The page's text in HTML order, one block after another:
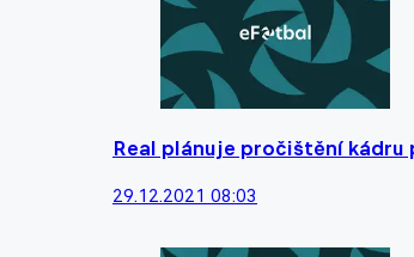
Real plánuje pročištění
29.12.2021 08:03